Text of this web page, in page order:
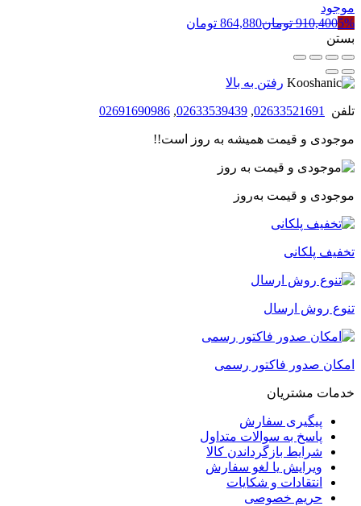
موجود
5%
910,400 تومان864,880 تومان
بستن
رفتن به بالا
تلفن 02633521691
,
02633539439
,
02691690986
موجودی و قیمت همیشه به روز است!!
موجودی و قیمت به‌روز
تخفیف پلکانی
تنوع روش ارسال
امکان صدور فاکتور رسمی
خدمات مشتریان
پیگیری سفارش
پاسخ به سوالات متداول
شرایط بازگرداندن کالا
ویرایش یا لغو سفارش
انتقادات و شکایات
حریم خصوصی